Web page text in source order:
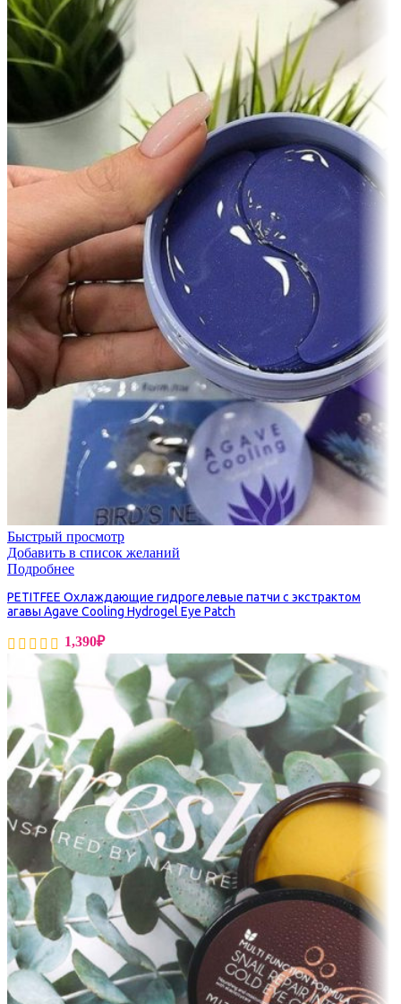
Быстрый просмотр
Добавить в список желаний
Подробнее
PETITFEE Охлаждающие гидрогелевые патчи с экстрактом
агавы Agave Cooling Hydrogel Eye Patch
1,390₽